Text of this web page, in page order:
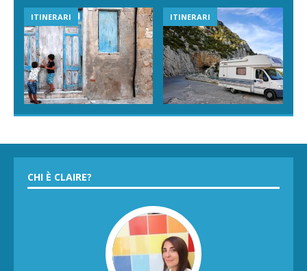
ITINERARI ITINERARI
CHI È CLAIRE?